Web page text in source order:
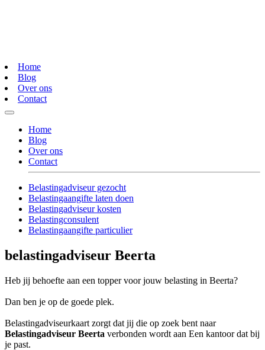
Home
Blog
Over ons
Contact
Home
Blog
Over ons
Contact
Belastingadviseur gezocht
Belastingaangifte laten doen
Belastingadviseur kosten
Belastingconsulent
Belastingaangifte particulier
belastingadviseur Beerta
Heb jij behoefte aan een topper voor jouw belasting in Beerta?
Dan ben je op de goede plek.
Belastingadviseurkaart zorgt dat jij die op zoek bent naar
Belastingadviseur Beerta verbonden wordt aan Een kantoor dat bij
je past.